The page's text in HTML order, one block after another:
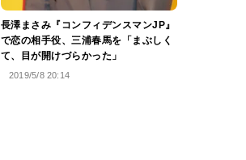
長澤まさみ『コンフィデンスマンJP』
で恋の相手役、三浦春馬を「まぶしく
て、目が開けづらかった」
2019/5/8 20:14